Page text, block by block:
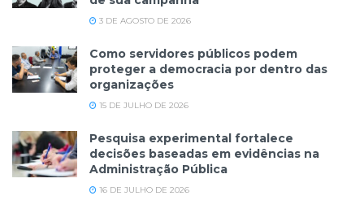
3 DE AGOSTO DE 2026
Como servidores públicos podem
proteger a democracia por dentro das
organizações
15 DE JULHO DE 2026
Pesquisa experimental fortalece
decisões baseadas em evidências na
Administração Pública
16 DE JULHO DE 2026